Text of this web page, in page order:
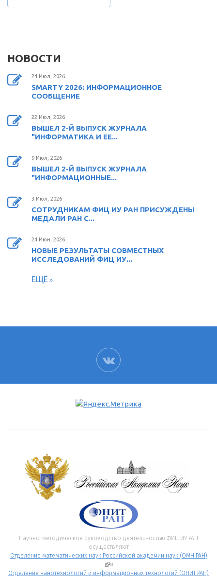
НОВОСТИ
24 Июл, 2026
SMARTY 2026: ИНФОРМАЦИОННОЕ
СООБЩЕНИЕ
22 Июл, 2026
ВЫШЕЛ 2-Й ВЫПУСК ЖУРНАЛА
"ИНФОРМАТИКА И ЕЕ...
9 Июл, 2026
ВЫШЕЛ 2-Й ВЫПУСК ЖУРНАЛА
"ИНФОРМАЦИОННЫЕ...
3 Июл, 2026
СОТРУДНИКАМ ФИЦ ИУ РАН ПРИСУЖДЕНЫ
МЕДАЛИ РАН С...
24 Июн, 2026
НОВЫЕ РЕЗУЛЬТАТЫ СОВМЕСТНЫХ
ИССЛЕДОВАНИЙ ФИЦ ИУ...
ЕЩЁ
ВК
Научно-методическое руководство деятельностью ФИЦ ИУ РАН
осуществляют
Отделение математических наук Российской академии наук (ОМН РАН)
(внешняя ссылка)
и
Отделение нанотехнологий и информационных технологий (ОНИТ РАН)